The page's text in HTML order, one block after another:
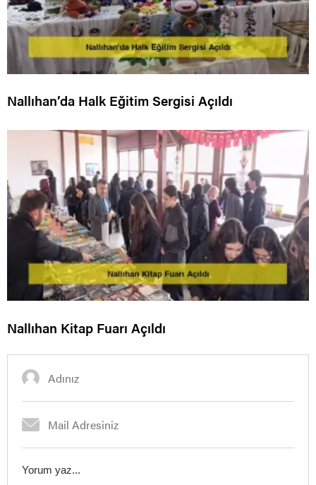
Nallıhan’da Halk Eğitim Sergisi Açıldı
Nallıhan Kitap Fuarı Açıldı